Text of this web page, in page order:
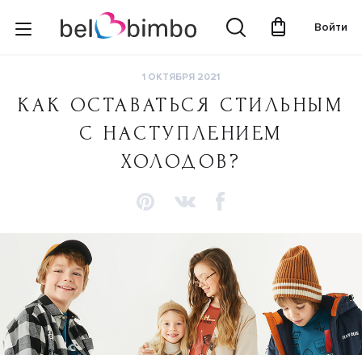
Войти
1 ОКТЯБРЯ 2021
КАК ОСТАВАТЬСЯ СТИЛЬНЫМ
С НАСТУПЛЕНИЕМ
ХОЛОДОВ?